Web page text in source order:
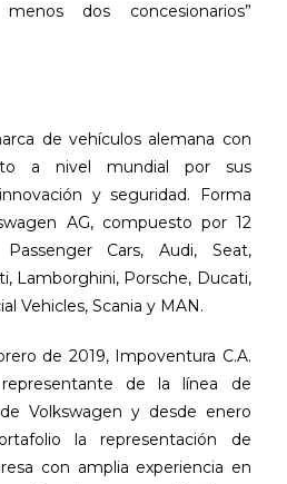
dos concesionarios”
de vehículos alemana con
a nivel mundial por sus
y seguridad. Forma
AG, compuesto por 12
Passenger Cars, Audi, Seat,
Lamborghini, Porsche, Ducati,
Vehicles, Scania y MAN.
de 2019, Impoventura C.A.
de la línea de
Volkswagen y desde enero
la representación de
con amplia experiencia en